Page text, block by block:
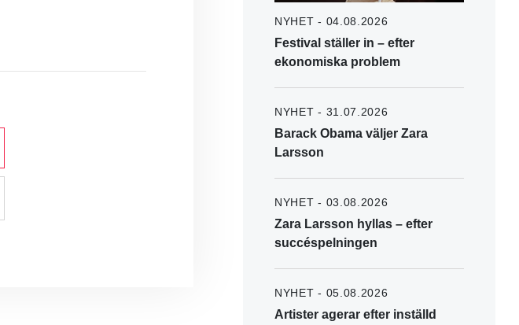
NYHET - 04.08.2026
Festival ställer in – efter
ekonomiska problem
NYHET - 31.07.2026
Barack Obama väljer Zara
Larsson
NYHET - 03.08.2026
Zara Larsson hyllas – efter
succéspelningen
NYHET - 05.08.2026
Artister agerar efter inställd